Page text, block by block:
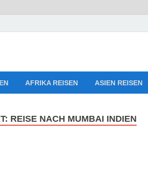
Die besten
Reiseplanung
AFRIKA REISEN ASIEN REISEN
REISE NACH MUMBAI INDIEN